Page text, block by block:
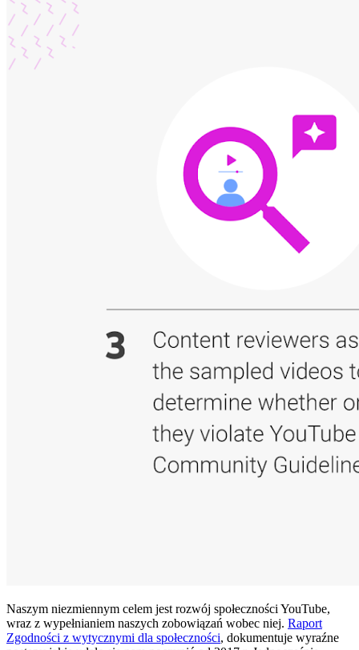
Naszym niezmiennym celem jest rozwój społeczności YouTube,
wraz z wypełnianiem naszych zobowiązań wobec niej. Raport
Zgodności z wytycznymi dla społeczności, dokumentuje wyraźne